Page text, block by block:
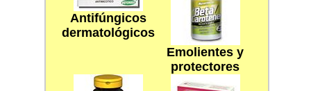
Antifúngicos
dermatológicos
Emolientes y
protectores